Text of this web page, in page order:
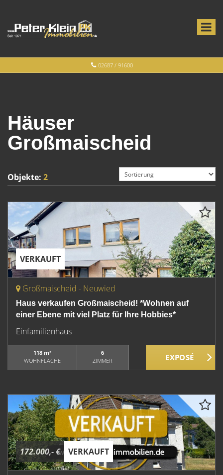
02687 / 91600
Häuser
Großmaischeid
Objekte: 2
VERKAUFT
Großmaischeid - Neuwied
Haus verkaufen Großmaischeid! *Wohnen auf
einer Ebene mit viel Platz für Ihre Hobbies*
Einfamilienhaus
118 m²
WOHNFLÄCHE
6
ZIMMER
172.000,- € VERKAUFT